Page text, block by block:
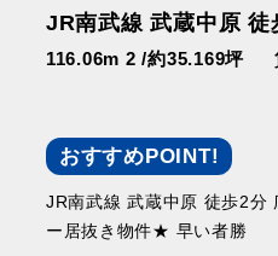
JR南武線 武蔵中原 徒
116.06m 2 /約35.169坪
おすすめPOINT!
JR南武線 武蔵中原 徒歩2分
ー居抜き物件★ 早い者勝